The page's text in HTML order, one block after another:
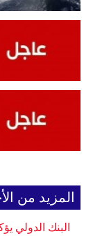
المزيد من
البنك الدولي